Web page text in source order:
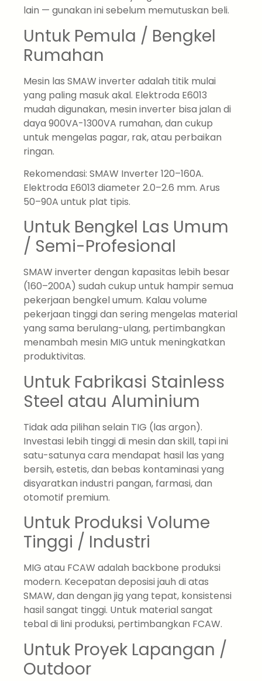
lain — gunakan ini sebelum memutuskan beli.
Untuk Pemula / Bengkel
Rumahan
Mesin las SMAW inverter adalah titik mulai
yang paling masuk akal. Elektroda E6013
mudah digunakan, mesin inverter bisa jalan di
daya 900VA-1300VA rumahan, dan cukup
untuk mengelas pagar, rak, atau perbaikan
ringan.
Rekomendasi: SMAW Inverter 120–160A.
Elektroda E6013 diameter 2.0–2.6 mm. Arus
50–90A untuk plat tipis.
Untuk Bengkel Las Umum
/ Semi-Profesional
SMAW inverter dengan kapasitas lebih besar
(160–200A) sudah cukup untuk hampir semua
pekerjaan bengkel umum. Kalau volume
pekerjaan tinggi dan sering mengelas material
yang sama berulang-ulang, pertimbangkan
menambah mesin MIG untuk meningkatkan
produktivitas.
Untuk Fabrikasi Stainless
Steel atau Aluminium
Tidak ada pilihan selain TIG (las argon).
Investasi lebih tinggi di mesin dan skill, tapi ini
satu-satunya cara mendapat hasil las yang
bersih, estetis, dan bebas kontaminasi yang
disyaratkan industri pangan, farmasi, dan
otomotif premium.
Untuk Produksi Volume
Tinggi / Industri
MIG atau FCAW adalah backbone produksi
modern. Kecepatan deposisi jauh di atas
SMAW, dan dengan jig yang tepat, konsistensi
hasil sangat tinggi. Untuk material sangat
tebal di lini produksi, pertimbangkan FCAW.
Untuk Proyek Lapangan /
Outdoor